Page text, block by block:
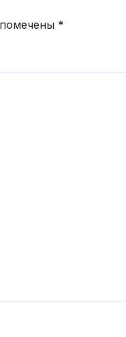
*